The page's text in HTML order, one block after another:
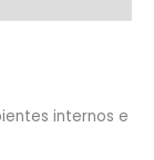
internos e